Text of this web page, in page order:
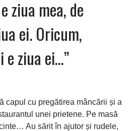
ziua mea, de
ei. Oricum,
e ziua ei…”
capul cu pregătirea mâncării și a
unei prietene. Pe masă
Au sărit în ajutor și rudele,